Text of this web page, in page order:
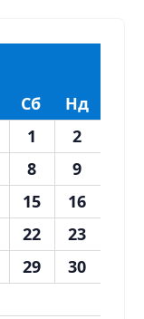
Сб
Нд
1
2
8
9
15
16
22
23
29
30